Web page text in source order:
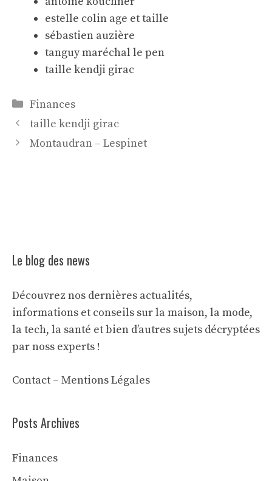
estelle colin age et taille
sébastien auzière
tanguy maréchal le pen
taille kendji girac
Catégories
Finances
taille kendji girac
Montaudran – Lespinet
Le blog des news
Découvrez nos dernières actualités,
informations et conseils sur la maison, la mode,
la tech, la santé et bien d’autres sujets décryptées
par noss experts !
Contact – Mentions Légales
Posts Archives
Finances